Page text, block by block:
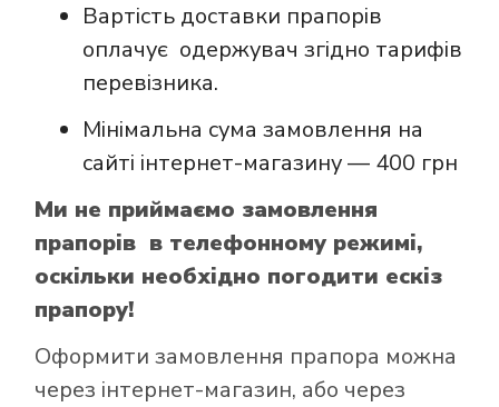
Вартість доставки прапорів
оплачує одержувач згідно тарифів
перевізника.
Мінімальна сума замовлення на
сайті інтернет-магазину — 400 грн
Ми не приймаємо замовлення
прапорів в телефонному режимі,
оскільки необхідно погодити ескіз
прапору!
Оформити замовлення прапора можна
через інтернет-магазин, або через